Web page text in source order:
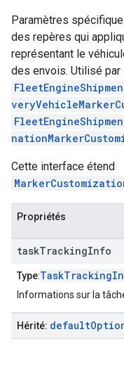
Paramètres
des repères qui
représentant le
des envois. Utilisé par
Cette interface étend
Propriétés
taskTrackingInfo
Type:
Informations sur la
Hérité: default